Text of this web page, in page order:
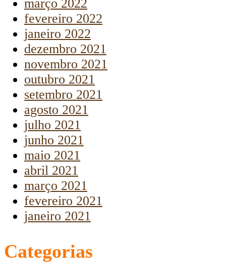
março 2022
fevereiro 2022
janeiro 2022
dezembro 2021
novembro 2021
outubro 2021
setembro 2021
agosto 2021
julho 2021
junho 2021
maio 2021
abril 2021
março 2021
fevereiro 2021
janeiro 2021
Categorias